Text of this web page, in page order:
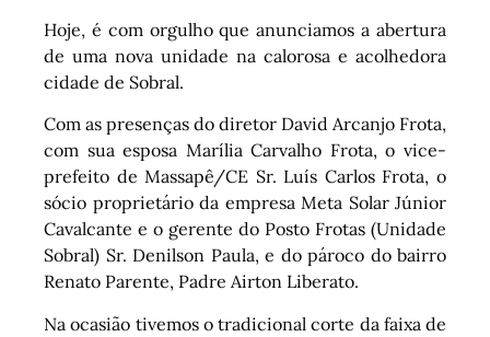
Hoje, é com orgulho que anunciamos a abertura
de uma nova unidade na calorosa e acolhedora
cidade de Sobral.
Com as presenças do diretor David Arcanjo Frota,
com sua esposa Marília Carvalho Frota, o vice-
prefeito de Massapê/CE Sr. Luís Carlos Frota, o
sócio proprietário da empresa Meta Solar Júnior
Cavalcante e o gerente do Posto Frotas (Unidade
Sobral) Sr. Denilson Paula, e do pároco do bairro
Renato Parente, Padre Airton Liberato.
Na ocasião tivemos o tradicional corte da faixa de